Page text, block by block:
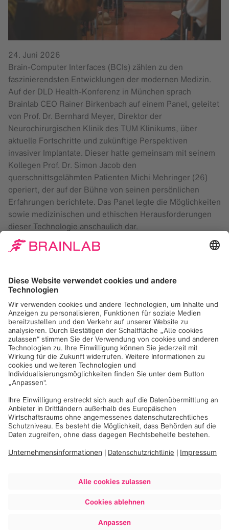
24. Juni 2026
Brain-Computer Interfaces (BCIs) zählen zu den
faszinierendsten Entwicklungen der modernen Medizin.
Auf der DLD Health‑Konferenz in München sprach
Brainlab CEO Rainer Birkenbach auf einem Panel, geleitet
von Prof. Dr. Bernhard Meyer, Direktor der
Neurochirurgischen Klinik des TUM Klinikums, über
aktuelle Fortschritte und zukünftige Perspektiven
invasiver Implantate. Dieser hatte gemeinsam mit seinem
Kollegen Prof. Dr. Simon Jacob den
querschnittsgelähmten Patienten Michi Mehringer (26)
operiert, der auf der Bühne von seinen persönlichen
Erfahrungen berichtete. Das Panel legte die Möglichkeiten
sowie medizinischen und ethischen Herausforderungen
dieser Technologie anschaulich dar.
Michi Mehringer lebt seit einem schweren Motorradunfall
Nach seiner Operation im TUM Klinikum kann er als erster
Patient in Europa einen Computercursor ausschließlich
durch seine Gedanken steuern. Möglich wird das durch
256 Mikroelektroden, die in sein Gehirn implantiert
wurden sowie durch KI‑basierte Signalverarbeitung. Sein
Auftritt auf der Bühne war ein eindrucksvolles Beispiel
dafür, was heute bereits möglich ist.
Die Implantation von Mikroelektroden im Gehirn erfordert
die allerhöchste Präzision, denn in der Neurochirurgie
zählt jeder Millimeter. Genau hier setzt Brainlab an: Jeder
Schritt des Eingriffs wird durch intelligente und präzise
Navigationstechnologie unterstützt. Gemeinsam mit dem
Partner Nexstim ermöglicht die navigierte
Magnetstimulation zudem, kritische Bereiche des Gehirns
Aufzeichnungen der Vorträge sind auf YouTube verfügbar:
https://www.youtube.com/watch?v=rgLpG35gPA8